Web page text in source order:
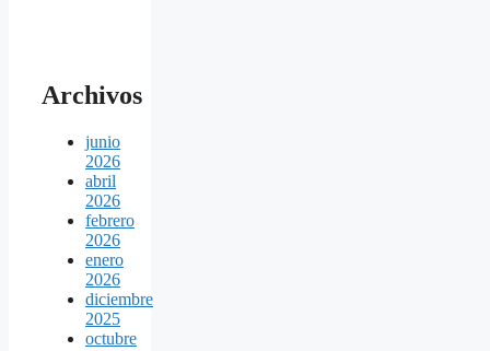
Archivos
junio
2026
abril
2026
febrero
2026
enero
2026
diciembre
2025
octubre